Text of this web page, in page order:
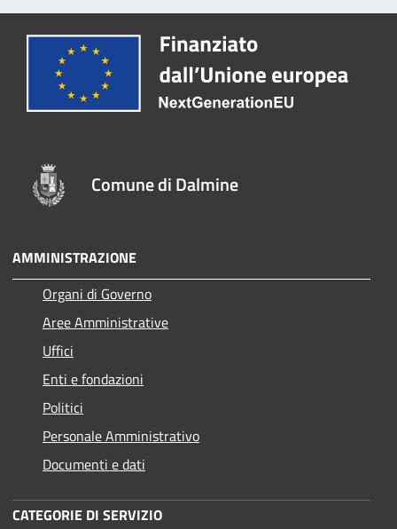
Comune di Dalmine
AMMINISTRAZIONE
Organi di Governo
Aree Amministrative
Uffici
Enti e fondazioni
Politici
Personale Amministrativo
Documenti e dati
CATEGORIE DI SERVIZIO